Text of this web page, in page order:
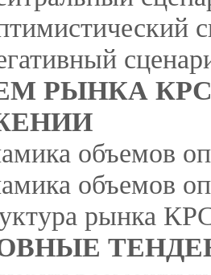
РЫНКА
объемов
объемов
рынка